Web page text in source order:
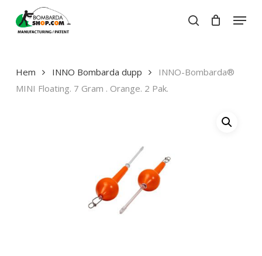
main
search
Menu
Cart Close
Hem INNO Bombarda dupp
INNO-Bombarda®
MINI Floating. 7 Gram . Orange. 2 Pak.